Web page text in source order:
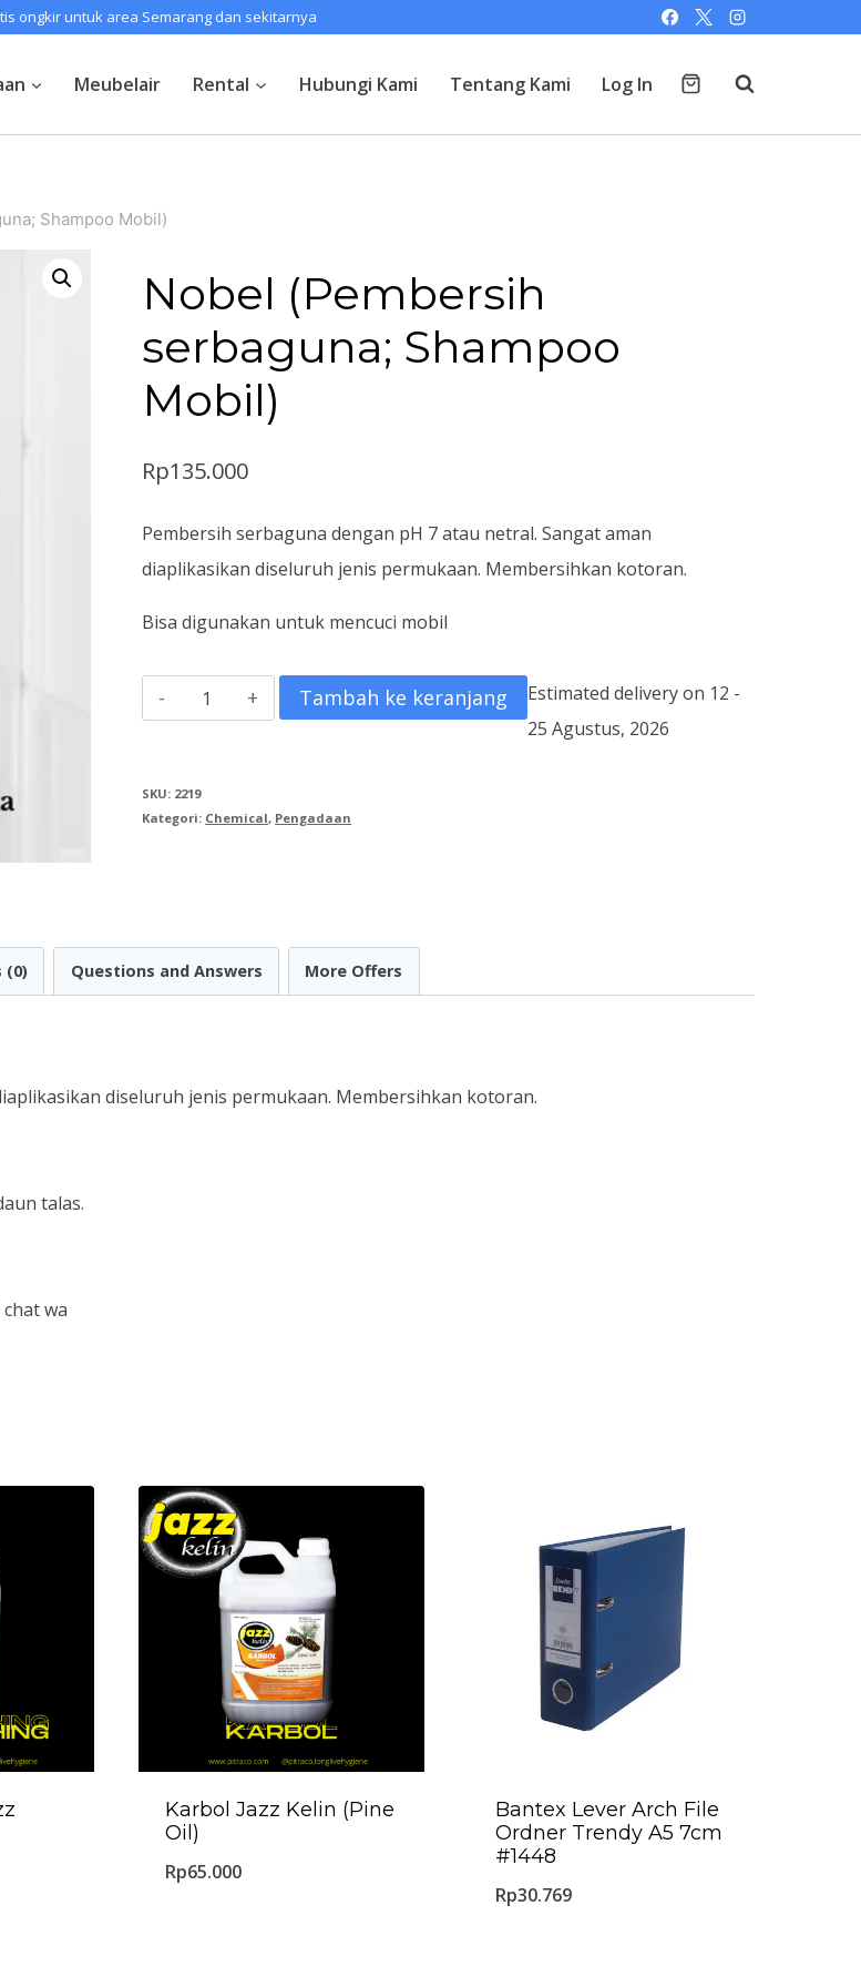
ongkir untuk area Semarang dan sekitarnya
Meubelair Rental Hubungi Kami Tentang Kami Log In
Shampoo Mobil)
Nobel (Pembersih
serbaguna; Shampoo
Mobil)
Rp135.000
Pembersih serbaguna dengan pH 7 atau netral. Sangat aman
diaplikasikan diseluruh jenis permukaan. Membersihkan kotoran.
Bisa digunakan untuk mencuci mobil
Kuantitas
Nobel
serbaguna;
Tambah ke keranjang
Estimated delivery on 12 -
25 Agustus, 2026
SKU: 2219
Kategori: Chemical, Pengadaan
(0) Questions and Answers More Offers
diseluruh jenis permukaan. Membersihkan kotoran.
talas.
wa
Karbol Jazz Kelin (Pine
Oil)
Rp65.000
Bantex Lever Arch File
Ordner Trendy A5 7cm
#1448
Rp30.769